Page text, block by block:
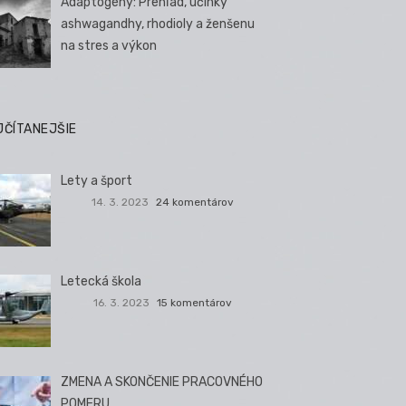
ashwagandhy, rhodioly a ženšenu
na stres a výkon
Lety a šport
14. 3. 2023 24 komentárov
Letecká škola
16. 3. 2023 15 komentárov
ZMENA A SKONČENIE PRACOVNÉHO